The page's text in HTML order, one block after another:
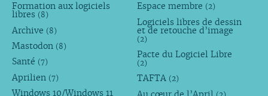
Formation aux logiciels
libres (8)
Archive (8)
Mastodon (8)
Santé (7)
Aprilien (7)
Windows 10/Windows 11
Espace membre (2)
Logiciels libres de dessin
et de retouche d’image
(2)
Pacte du Logiciel Libre
(2)
TAFTA (2)